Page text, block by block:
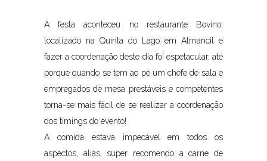
A festa aconteceu no restaurante Bovino,
localizado na Quinta do Lago em Almancil e
fazer a coordenação deste dia foi espetacular, até
porque quando se tem ao pé um chefe de sala e
empregados de mesa prestáveis e competentes
torna-se mais fácil de se realizar a coordenação
dos timings do evento!
A comida estava impecável em todos os
aspectos, aliás, super recomendo a carne de